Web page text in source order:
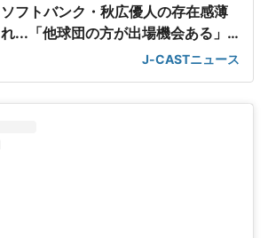
ソフトバンク・秋広優人の存在感薄
れ...「他球団の方が出場機会ある」
J-CASTニュース